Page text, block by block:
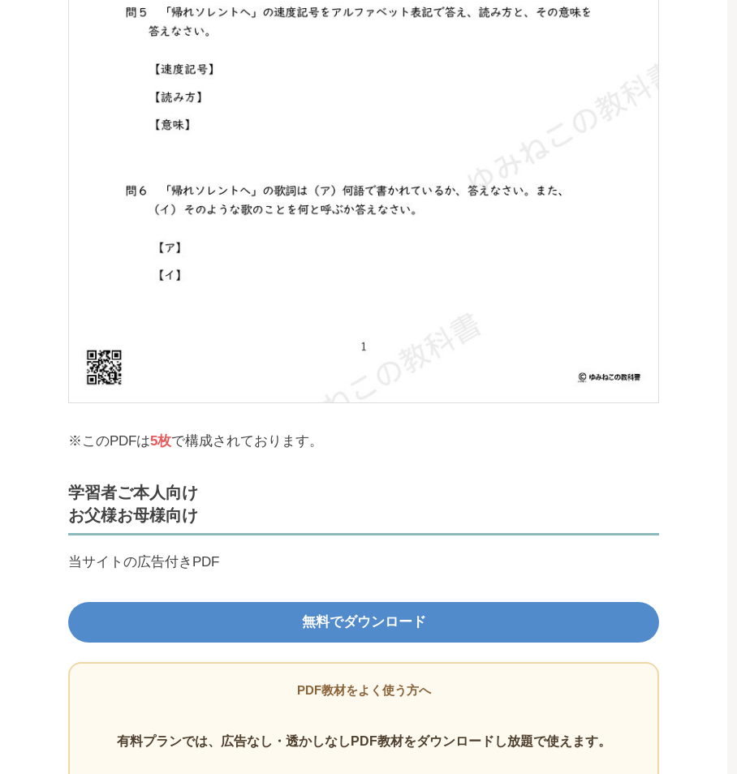
※このPDFは5枚で構成されております。
学習者ご本人向け
お父様お母様向け
当サイトの広告付きPDF
無料でダウンロード
PDF教材をよく使う方へ
有料プランでは、広告なし・透かしなしPDF教材をダウンロードし放題で使えます。